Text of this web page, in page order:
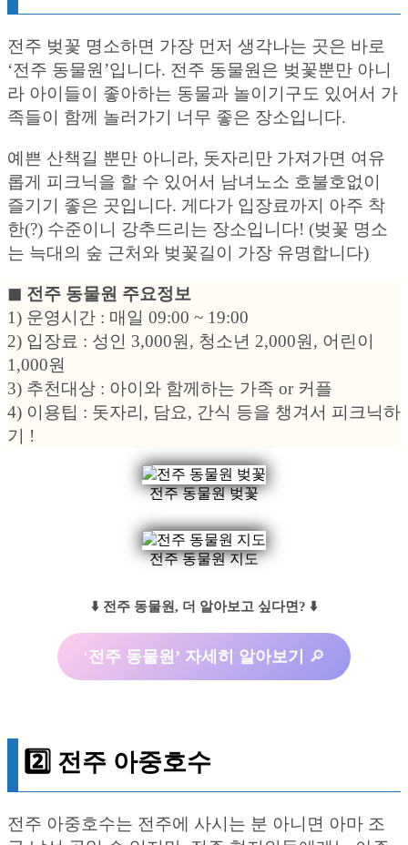
전주 벚꽃 명소하면 가장 먼저 생각나는 곳은 바로
‘전주 동물원’입니다. 전주 동물원은 벚꽃뿐만 아니
라 아이들이 좋아하는 동물과 놀이기구도 있어서 가
족들이 함께 놀러가기 너무 좋은 장소입니다.
예쁜 산책길 뿐만 아니라, 돗자리만 가져가면 여유
롭게 피크닉을 할 수 있어서 남녀노소 호불호없이
즐기기 좋은 곳입니다. 게다가 입장료까지 아주 착
한(?) 수준이니 강추드리는 장소입니다! (벚꽃 명소
는 늑대의 숲 근처와 벚꽃길이 가장 유명합니다)
◼︎ 전주 동물원 주요정보
1) 운영시간 : 매일 09:00 ~ 19:00
2) 입장료 : 성인 3,000원, 청소년 2,000원, 어린이
1,000원
3) 추천대상 : 아이와 함께하는 가족 or 커플
4) 이용팁 : 돗자리, 담요, 간식 등을 챙겨서 피크닉하
기 !
전주 동물원 벚꽃
전주 동물원 지도
⬇️ 전주 동물원, 더 알아보고 싶다면? ⬇️
‘전주 동물원’ 자세히 알아보기 🔎
2️⃣ 전주 아중호수
전주 아중호수는 전주에 사시는 분 아니면 아마 조